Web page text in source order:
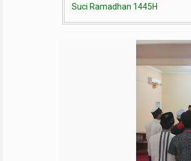
Suci Ramadhan 1445H